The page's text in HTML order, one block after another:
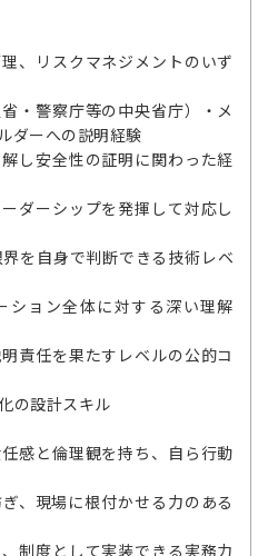
、リスクマネジメントのいず
・警察庁等の中央省庁）・メ
ダーへの説明経験
し安全性の証明に関わった経
ダーシップを発揮して対応し
を自身で判断できる技術レベ
ョン全体に対する深い理解
責任を果たすレベルの公的コ
の設計スキル
感と倫理観を持ち、自ら行動
、現場に根付かせる力のある
制度として実装できる実務力